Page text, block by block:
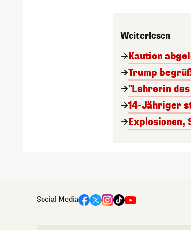
Weiterlesen
Kaution
Trump
"Lehrerin
14-Jähriger
Explosionen,
Social Media